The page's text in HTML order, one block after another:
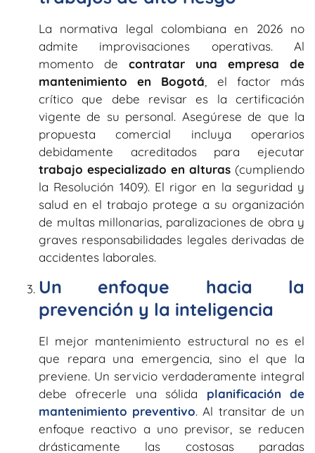
La normativa legal colombiana en 2026 no
admite improvisaciones operativas. Al
momento de contratar una empresa de
mantenimiento en Bogotá , el factor más
crítico que debe revisar es la certificación
vigente de su personal. Asegúrese de que la
propuesta comercial incluya operarios
debidamente acreditados para ejecutar
trabajo especializado en alturas (cumpliendo
la Resolución 1409). El rigor en la seguridad y
salud en el trabajo protege a su organización
de multas millonarias, paralizaciones de obra y
graves responsabilidades legales derivadas de
accidentes laborales.
Un enfoque hacia la
prevención y la inteligencia
El mejor mantenimiento estructural no es el
que repara una emergencia, sino el que la
previene. Un servicio verdaderamente integral
debe ofrecerle una sólida planificación de
mantenimiento preventivo. Al transitar de un
enfoque reactivo a uno previsor, se reducen
drásticamente las costosas paradas